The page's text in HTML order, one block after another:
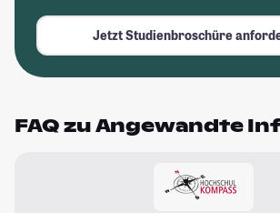
Jetzt Studienbroschüre
FAQ zu Angewandte